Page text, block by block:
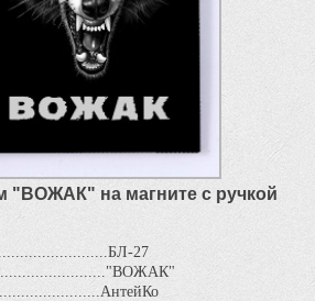
"ВОЖАК" на магните с ручкой
27